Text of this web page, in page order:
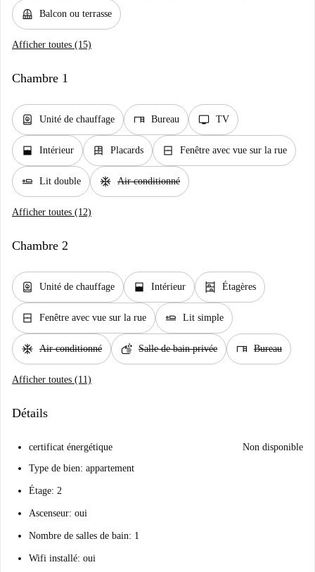
balcony Balcon ou terrasse
Afficher toutes (15)
Chambre 1
water_heater Unité de chauffage desk Bureau tv TV
window_open Intérieur dresser Placards window_closed Fenêtre avec vue sur la rue
airline_seat_flat Lit double ac_unit Air conditionné
Afficher toutes (12)
Chambre 2
water_heater Unité de chauffage window_open Intérieur shelves Étagères
window_closed Fenêtre avec vue sur la rue airline_seat_flat Lit simple
ac_unit Air conditionné soap Salle de bain privée desk Bureau
Afficher toutes (11)
Détails
certificat énergétique
Non disponible
Type de bien: appartement
Étage: 2
Ascenseur: oui
Nombre de salles de bain: 1
Wifi installé: oui